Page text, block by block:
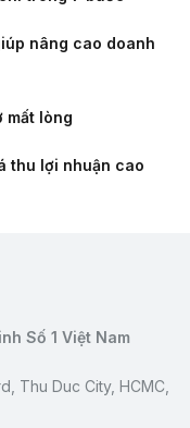
nâng cao doanh
mất lòng
thu lợi nhuận cao
Số 1 Việt Nam
Thu Duc City, HCMC,